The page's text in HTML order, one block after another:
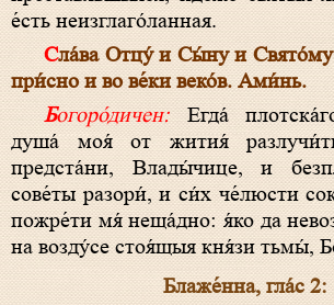
е́сть неизглаго́ланная.
Сла́ва Отцу́ и Сы́ну и Свято́му Ду́ху, и ны́не и
при́сно и во ве́ки веко́в. Ами́нь.
Богоро́дичен:Егда́
душа́ моя́ от жития́
предста́ни, Влады́чице, и
сове́ты разори́, и си́х че́люсти
пожре́ти мя́ неща́дно: я́ко да
на возду́се стоя́щыя кня́зи тьмы́,
Блаже́нна, гла́с 2: